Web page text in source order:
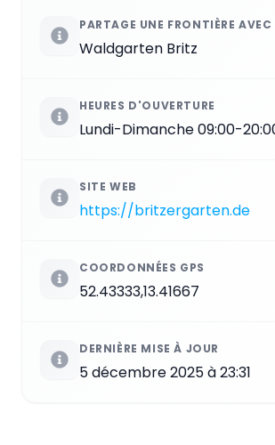
PARTAGE UNE FRONTIÈRE AVEC
Waldgarten Britz
HEURES D'OUVERTURE
Lundi-Dimanche 09:00-
SITE WEB
https://britzergarten.de
COORDONNÉES GPS
52.43333,13.41667
DERNIÈRE MISE À JOUR
5 décembre 2025 à 23:31